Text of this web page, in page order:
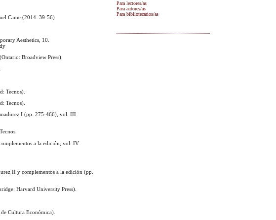
Para lectores/as
Para autores/as
Para bibliotecarios/as
Came (2014: 39-56)
Aesthetics, 10.
Broadview Press).
Tecnos).
Tecnos).
madurez I (pp. 275-466), vol. III
a la edición, vol. IV
II y complementos a la edición (pp.
Harvard University Press).
Cultura Económica).